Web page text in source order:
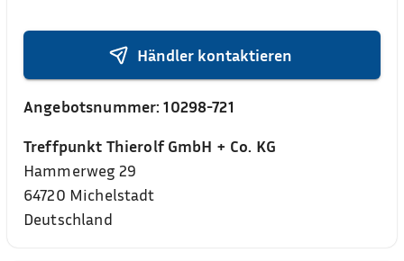
Händler kontaktieren
Angebotsnummer:10298-721
Treffpunkt Thierolf GmbH + Co. KG
Hammerweg 29
64720 Michelstadt
Deutschland